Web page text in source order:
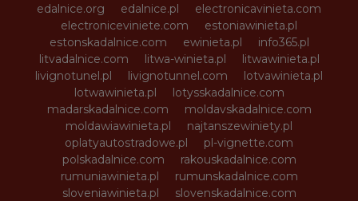
edalnice.org
edalnice.pl
electronicavinieta.com
electroniceviniete.com
estoniawinieta.pl
estonskadalnice.com
ewinieta.pl
info365.pl
litvadalnice.com
litwa-winieta.pl
litwawinieta.pl
livignotunel.pl
livignotunnel.com
lotvawinieta.pl
lotwawinieta.pl
lotysskadalnice.com
madarskadalnice.com
moldavskadalnice.com
moldawiawinieta.pl
najtanszewiniety.pl
oplatyautostradowe.pl
pl-vignette.com
polskadalnice.com
rakouskadalnice.com
rumuniawinieta.pl
rumunskadalnice.com
sloveniawinieta.pl
slovenskadalnice.com